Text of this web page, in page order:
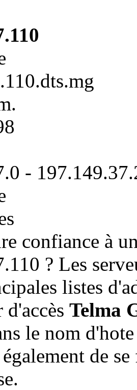
-
confiance à
? Les
listes
Telma
le nom
de